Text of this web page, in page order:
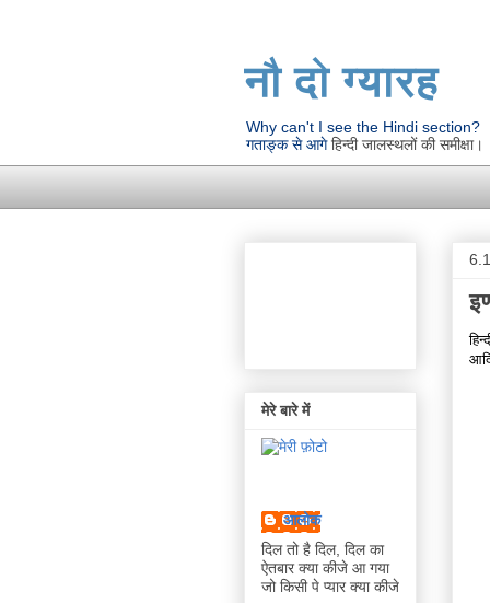
नौ दो ग्यारह
Why can't I see the Hindi section?
गताङ्क से आगेहिन्दी जालस्थलों की समीक्षा।
मेरे बारे में
आलोक
दिल तो है दिल, दिल का
ऐतबार क्या कीजे आ गया
जो किसी पे प्यार क्या कीजे